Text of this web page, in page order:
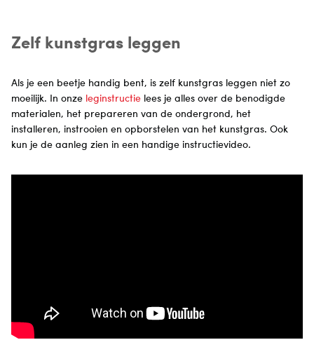
Zelf kunstgras leggen
Als je een beetje handig bent, is zelf kunstgras leggen niet zo
moeilijk. In onze leginstructie lees je alles over de benodigde
materialen, het prepareren van de ondergrond, het
installeren, instrooien en opborstelen van het kunstgras. Ook
kun je de aanleg zien in een handige instructievideo.